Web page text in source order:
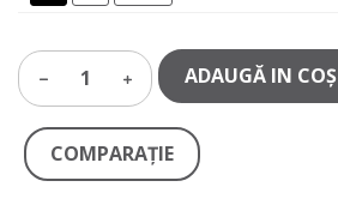
1 ADAUGĂ IN COŞ
COMPARAŢIE